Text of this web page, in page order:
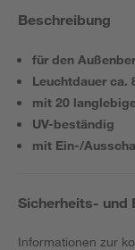
Beschreibung
für den
Leuchtdauer ca.
mit 20
UV-beständig
mit Ein-/
Sicherheits- und
Informationen zur